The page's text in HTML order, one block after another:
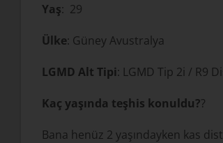
Yaş: 29
Ülke: Güney Avustralya
LGMD Alt Tipi: LGMD Tip 2i / R9
Kaç yaşında teşhis konuldu??
Bana henüz 2 yaşındayken kas